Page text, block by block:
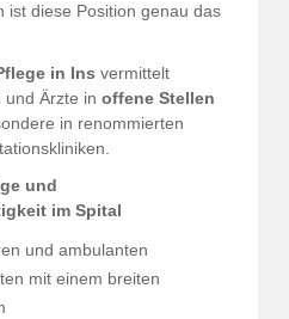
ist diese Position genau das
in Ins vermittelt
und Ärzte in offene Stellen
in renommierten
und
im Spital
und ambulanten
mit einem breiten